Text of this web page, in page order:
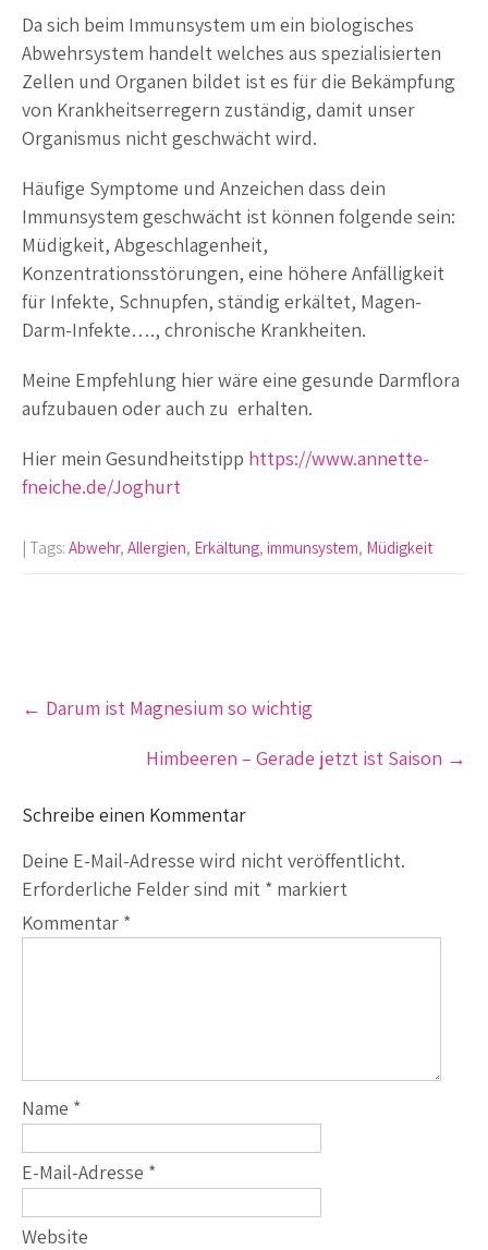
Da sich beim Immunsystem um ein biologisches
Abwehrsystem handelt welches aus spezialisierten
Zellen und Organen bildet ist es für die Bekämpfung
von Krankheitserregern zuständig, damit unser
Organismus nicht geschwächt wird.
Häufige Symptome und Anzeichen dass dein
Immunsystem geschwächt ist können folgende sein:
Müdigkeit, Abgeschlagenheit,
Konzentrationsstörungen, eine höhere Anfälligkeit
für Infekte, Schnupfen, ständig erkältet, Magen-
Darm-Infekte…., chronische Krankheiten.
Meine Empfehlung hier wäre eine gesunde Darmflora
aufzubauen oder auch zu erhalten.
Hier mein Gesundheitstipp https://www.annette-
fneiche.de/Joghurt
| Tags: Abwehr, Allergien, Erkältung, immunsystem, Müdigkeit
Post
navigation
← Darum ist Magnesium so wichtig
Himbeeren – Gerade jetzt ist Saison →
Schreibe einen Kommentar
Deine E-Mail-Adresse wird nicht veröffentlicht.
Erforderliche Felder sind mit * markiert
Kommentar *
Name *
E-Mail-Adresse *
Website